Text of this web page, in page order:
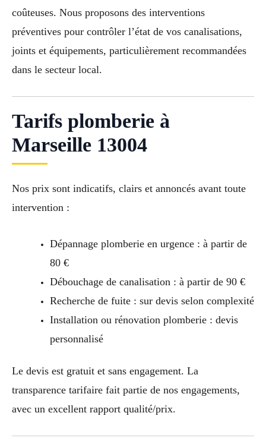
coûteuses. Nous proposons des interventions
préventives pour contrôler l’état de vos canalisations,
joints et équipements, particulièrement recommandées
dans le secteur local.
Tarifs plomberie à
Marseille 13004
Nos prix sont indicatifs, clairs et annoncés avant toute
intervention :
Dépannage plomberie en urgence : à partir de
80 €
Débouchage de canalisation : à partir de 90 €
Recherche de fuite : sur devis selon complexité
Installation ou rénovation plomberie : devis
personnalisé
Le devis est gratuit et sans engagement. La
transparence tarifaire fait partie de nos engagements,
avec un excellent rapport qualité/prix.